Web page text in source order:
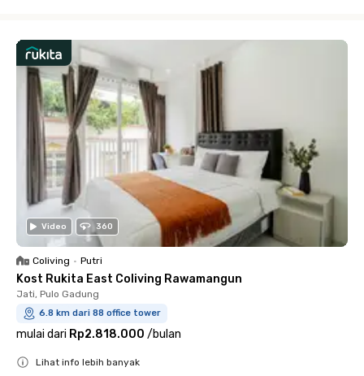
Video 360
Coliving • Putri
Kost Rukita East Coliving Rawamangun
Jati, Pulo Gadung
6.8 km dari 88 office tower
mulai dari Rp2.818.000 /bulan
Lihat info lebih banyak